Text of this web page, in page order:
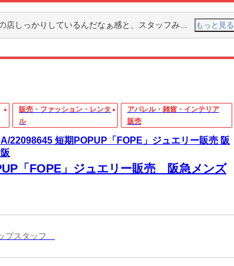
さんが笑顔で目を見て挨拶してくださるのですごく入りやすくて心地いい空間にいるだなぁと思った。 もっと見る
販売・ファッション・レンタ
ル
アパレル・雑貨・インテリア
販売
22098645 短期POPUP「FOPE」ジュエリー販売 阪
「FOPE」ジュエリー販売 阪急メンズ
プスタッフ